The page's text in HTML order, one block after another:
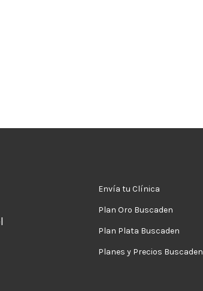
Envía tu Clínica
Plan Oro Buscaden
Plan Plata Buscaden
Planes y Precios Buscaden